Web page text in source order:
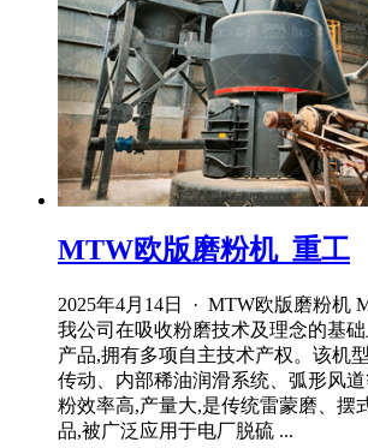
MTW欧版磨粉机_重工
2025年4月14日 · MTW欧版磨粉机
我公司在吸收粉磨技术及理念的基
产品,拥有多项自主技术产权。该机
传动、内部稀油润滑系统、弧形风
粉效率高,产量大,是传统雷蒙磨、摆
品,被广泛应用于电厂脱硫 ...